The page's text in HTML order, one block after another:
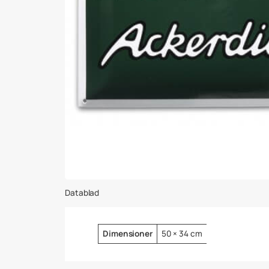
Datablad
Attribut Värde
Dimensioner 50 × 34 cm